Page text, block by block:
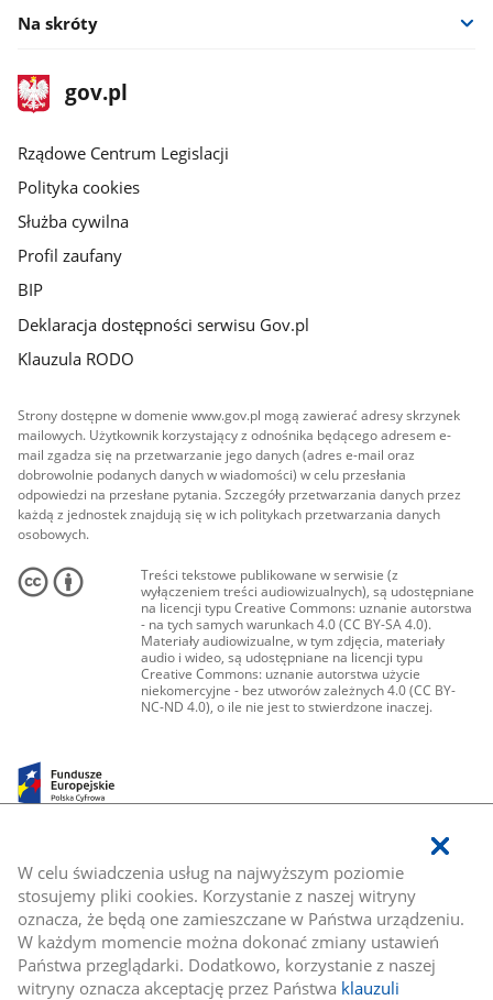
W celu świadczenia usług na najwyższym poziomie
stosujemy pliki cookies. Korzystanie z naszej witryny
oznacza, że będą one zamieszczane w Państwa urządzeniu.
W każdym momencie można dokonać zmiany ustawień
Państwa przeglądarki. Dodatkowo, korzystanie z naszej
witryny oznacza akceptację przez Państwa klauzuli
Na skróty
stopka
gov.plStrona
gov.pl
Rządowe Centrum Legislacji
Polityka cookies
Służba cywilna
Profil zaufany
BIP
Deklaracja dostępności serwisu Gov.pl
Klauzula RODO
Strony dostępne w domenie www.gov.pl mogą zawierać adresy skrzynek
mailowych. Użytkownik korzystający z odnośnika będącego adresem e-
mail zgadza się na przetwarzanie jego danych (adres e-mail oraz
dobrowolnie podanych danych w wiadomości) w celu przesłania
odpowiedzi na przesłane pytania. Szczegóły przetwarzania danych przez
każdą z jednostek znajdują się w ich politykach przetwarzania danych
osobowych.
Treści tekstowe publikowane w serwisie (z
wyłączeniem treści audiowizualnych), są udostępniane
na licencji typu Creative Commons: uznanie autorstwa
- na tych samych warunkach 4.0 (CC BY-SA 4.0).
Materiały audiowizualne, w tym zdjęcia, materiały
audio i wideo, są udostępniane na licencji typu
Creative Commons: uznanie autorstwa użycie
niekomercyjne - bez utworów zależnych 4.0 (CC BY-
NC-ND 4.0), o ile nie jest to stwierdzone inaczej.